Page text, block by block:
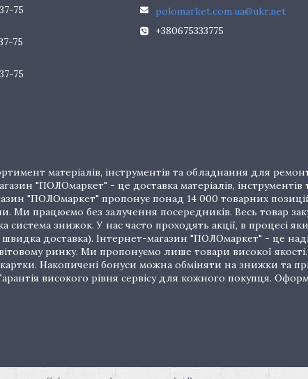
75
75
75
polomarket.com.ua@ukr.net
+380675333775
матеріалів, інструментів та обладнання для
"ПОЛОмаркет" - це доставка матеріалів,
"ПОЛОмаркет" пропонує понад 14 000 товарних
працюємо без залучення посередників. Весь товар
знижок. У нас часто проходять акції, в процесі
доставка). Інтернет-магазин "ПОЛОмаркет" - це
ринку. Ми пропонуємо лише товари високої якості.
Накопичені бонуси можна обміняти на знижки та
високого рівня сервісу для кожного покупця.